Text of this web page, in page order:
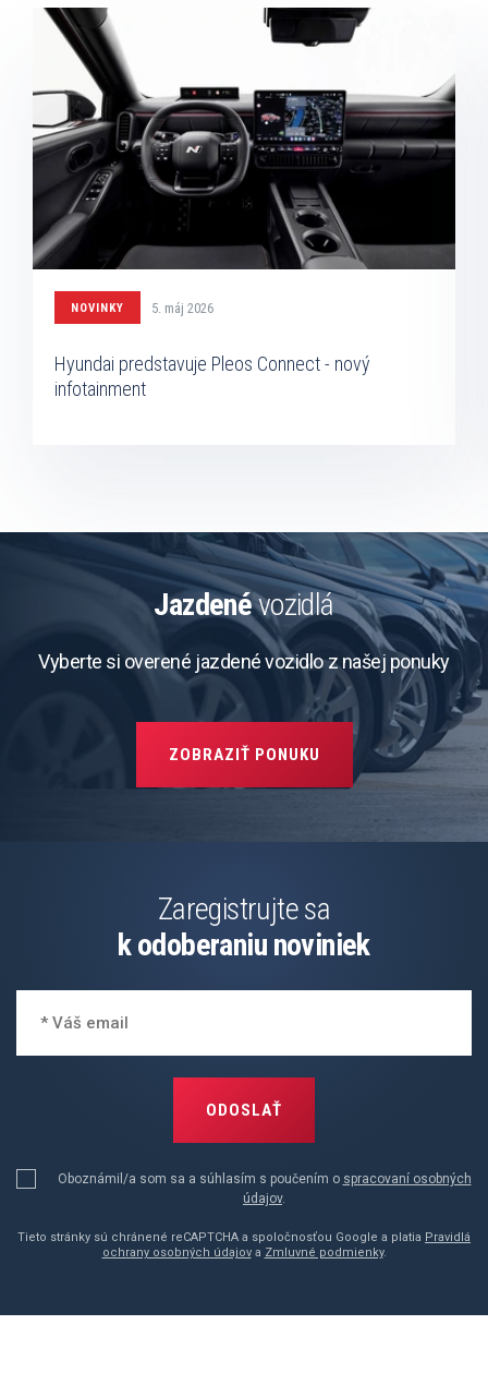
NOVINKY 5. máj 2026
Hyundai predstavuje Pleos Connect - nový
infotainment
Jazdenévozidlá
Vyberte si overené jazdené vozidlo z našej ponuky
ZOBRAZIŤ PONUKU
Zaregistrujte sa
k odoberaniu noviniek
ODOSLAŤ
Oboznámil/a som sa a súhlasím s poučením o spracovaní osobných
údajov.
Tieto stránky sú chránené reCAPTCHA a spoločnosťou Google a platia Pravidlá
ochrany osobných údajova Zmluvné podmienky.